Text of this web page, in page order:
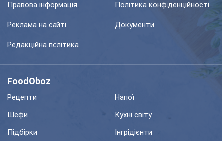
Правова інформація Політика конфіденційності
Реклама на сайті Документи
Редакційна політика
FoodOboz
Рецепти
Напої
Шефи
Кухні світу
Підбірки
Інгрідієнти